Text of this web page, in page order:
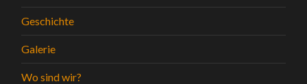
Geschichte
Galerie
Wo sind wir?